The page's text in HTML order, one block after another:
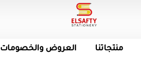
منتجاتنا العروض والخصومات